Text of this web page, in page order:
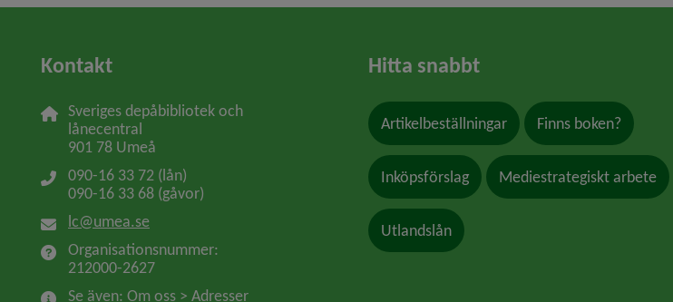
Kontakt
Sveriges depåbibliotek och
lånecentral
901 78 Umeå
090-16 33 72 (lån)
090-16 33 68 (gåvor)
lc@umea.se
Organisationsnummer:
212000-2627
Se även: Om oss > Adresser
Hitta snabbt
Artikelbeställningar Finns boken?
Inköpsförslag Mediestrategiskt arbete
Utlandslån